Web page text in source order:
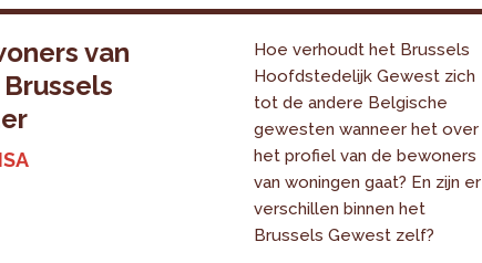
van
Hoe verhoudt het Brussels
Hoofdstedelijk Gewest zich
tot de andere Belgische
gewesten wanneer het over
het profiel van de bewoners
van woningen gaat? En zijn er
verschillen binnen het
Brussels Gewest zelf?